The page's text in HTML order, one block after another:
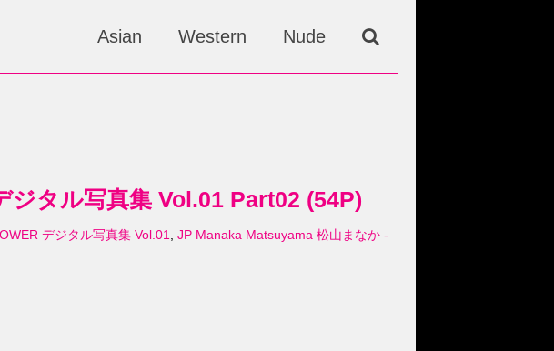
Asian Western Nude
タル写真集 Vol.01 Part02 (54P)
デジタル写真集 Vol.01, JP Manaka Matsuyama 松山まなか -